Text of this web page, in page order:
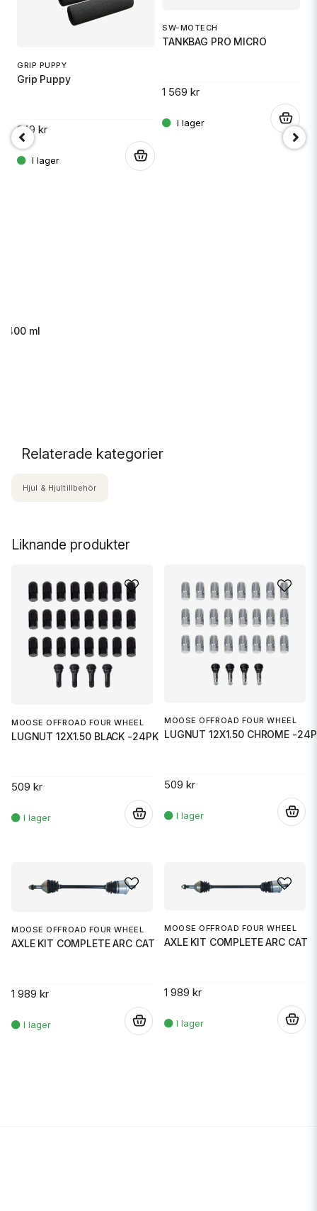
400 ml
GRIP PUPPY
Grip Puppy
249 kr
SW-MOTECH
TANKBAG PRO MICRO
1 569 kr
Liknande produkter
MOOSE OFFROAD FOUR WHEEL
LUGNUT 12X1.50 BLACK -24PK
509 kr
MOOSE OFFROAD FOUR WHEEL
LUGNUT 12X1.50 CHROME -
509 kr
MOOSE OFFROAD FOUR WHEEL
AXLE KIT COMPLETE ARC CAT
1 989 kr
MOOSE OFFROAD FOUR WHEEL
AXLE KIT COMPLETE ARC CAT
1 989 kr
Relaterade kategorier
Hjul & Hjultillbehör